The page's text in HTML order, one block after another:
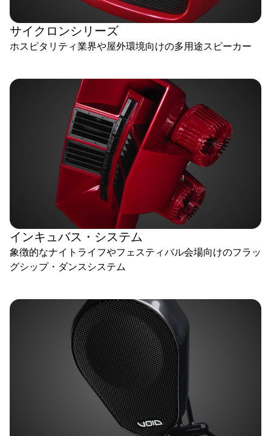
サイクロンシリーズ
ホスピタリティ業界や屋外環境向けの多用途スピーカー
インキュバス・システム
象徴的なナイトライフやフェスティバル会場向けのフラッ
グシップ・ダンスシステム